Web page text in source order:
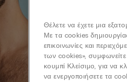
Θέλετε να έχετε μια
Με τα cookies
επικοινωνίες και
των cookies»,
κουμπί Κλείσιμο, για να
να ενεργοποιήσετε τα